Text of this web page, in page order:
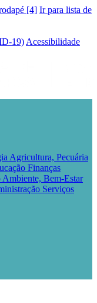
[4] Ir para lista de
19) Acessibilidade
Agricultura, Pecuária
Finanças
Ambiente, Bem-Estar
Serviços